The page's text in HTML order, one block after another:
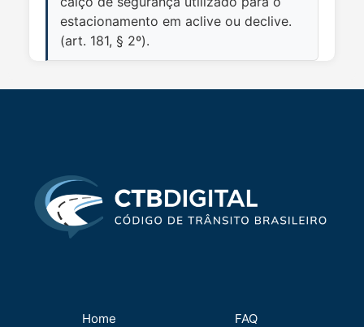
estacionamento em aclive ou declive.
(art. 181, § 2º).
Home
FAQ